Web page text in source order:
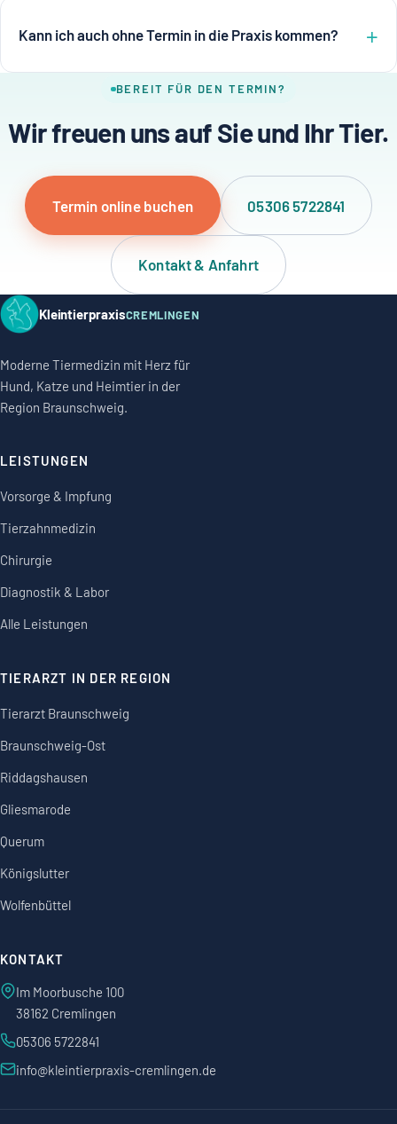
Kann ich auch ohne Termin in die Praxis kommen?
BEREIT FÜR DEN TERMIN?
Wir freuen uns auf Sie und Ihr Tier.
Termin online buchen 05306 5722841
Kontakt & Anfahrt
KleintierpraxisCREMLINGEN
Moderne Tiermedizin mit Herz für
Hund, Katze und Heimtier in der
Region Braunschweig.
LEISTUNGEN
Vorsorge & Impfung
Tierzahnmedizin
Chirurgie
Diagnostik & Labor
Alle Leistungen
TIERARZT IN DER REGION
Tierarzt Braunschweig
Braunschweig-Ost
Riddagshausen
Gliesmarode
Querum
Königslutter
Wolfenbüttel
KONTAKT
Im Moorbusche 100
38162 Cremlingen
05306 5722841
info@kleintierpraxis-cremlingen.de